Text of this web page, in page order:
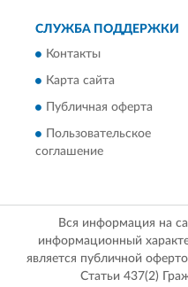
СЛУЖБА ПОДДЕРЖКИ
Контакты
Карта сайта
Публичная оферта
Пользовательское
соглашение
Вся информация на
информационный
является публичной
Статьи 437(2)